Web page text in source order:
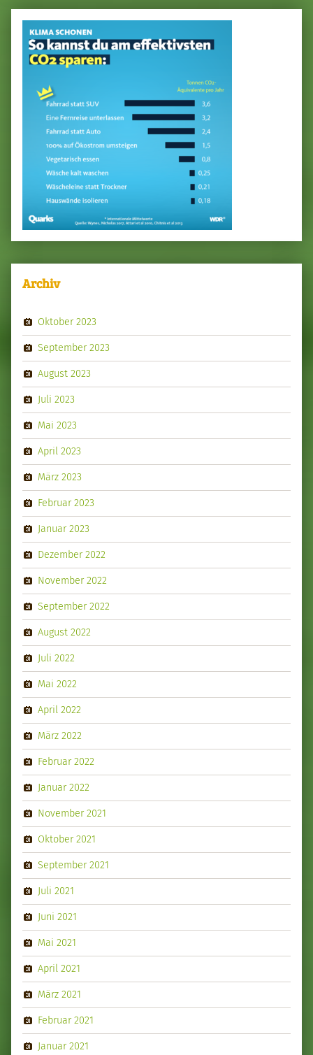
Archiv
Oktober 2023
September 2023
August 2023
Juli 2023
Mai 2023
April 2023
März 2023
Februar 2023
Januar 2023
Dezember 2022
November 2022
September 2022
August 2022
Juli 2022
Mai 2022
April 2022
März 2022
Februar 2022
Januar 2022
November 2021
Oktober 2021
September 2021
Juli 2021
Juni 2021
Mai 2021
April 2021
März 2021
Februar 2021
Januar 2021